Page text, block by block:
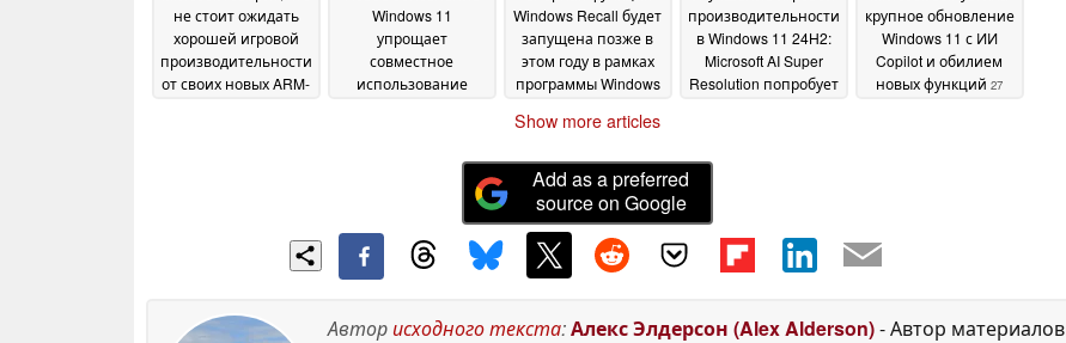
не стоит ожидать
хорошей игровой
производительности
от своих новых ARM-
Windows 11
упрощает
совместное
использование
Windows Recall будет
запущена позже в
этом году в рамках
программы Windows
2024
производительности
в Windows 11 24H2:
Microsoft AI Super
Resolution попробует
крупное обновление
Windows 11 с ИИ
Copilot и обилием
новых функций 27
Show more articles
Add as a preferred
source on Google
Авторисходного текста:Алекс Элдерсон (Alex Alderson)- Автор материалов